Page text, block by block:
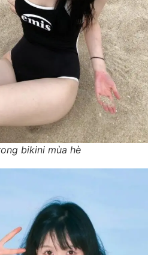
bikini mùa hè